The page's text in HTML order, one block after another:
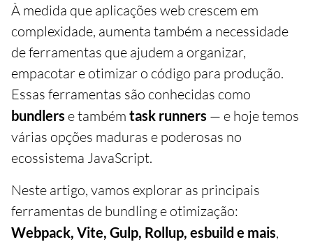
À medida que aplicações web crescem em
complexidade, aumenta também a necessidade
de ferramentas que ajudem a organizar,
empacotar e otimizar o código para produção.
Essas ferramentas são conhecidas como
bundlers e também task runners — e hoje temos
várias opções maduras e poderosas no
ecossistema JavaScript.
Neste artigo, vamos explorar as principais
ferramentas de bundling e otimização:
Webpack, Vite, Gulp, Rollup, esbuild e mais,